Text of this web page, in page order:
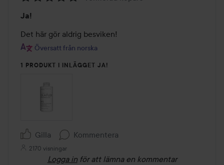
5
av
5
Ja!
Det här gör aldrig besviken!
Översatt från norska
1 PRODUKT I INLÄGGET JA!
Gilla Kommentera
2170 visningar
Logga in för att lämna en kommentar